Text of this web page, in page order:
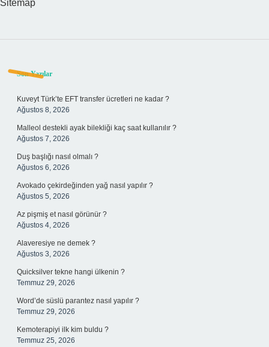
Sitemap
Sidebar
Son Yazılar
Kuveyt Türk’te EFT transfer ücretleri ne kadar ?
Ağustos 8, 2026
Malleol destekli ayak bilekliği kaç saat kullanılır ?
Ağustos 7, 2026
Duş başlığı nasıl olmalı ?
Ağustos 6, 2026
Avokado çekirdeğinden yağ nasıl yapılır ?
Ağustos 5, 2026
Az pişmiş et nasıl görünür ?
Ağustos 4, 2026
Alaveresiye ne demek ?
Ağustos 3, 2026
Quicksilver tekne hangi ülkenin ?
Temmuz 29, 2026
Word’de süslü parantez nasıl yapılır ?
Temmuz 29, 2026
Kemoterapiyi ilk kim buldu ?
Temmuz 25, 2026